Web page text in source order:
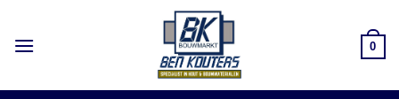
inhoud
0